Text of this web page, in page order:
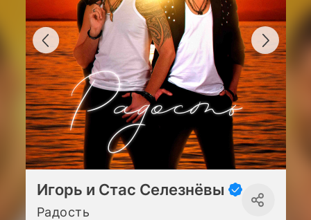
Игорь и Стас Селезнёвы
Радость